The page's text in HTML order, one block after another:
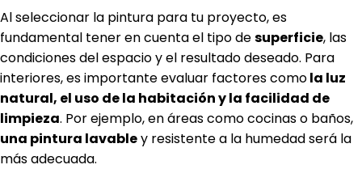
Al seleccionar la pintura para tu proyecto, es
fundamental tener en cuenta el tipo desuperficie, las
condiciones del espacio y el resultado deseado. Para
interiores, es importante evaluar factores comola luz
natural, el uso de la habitación y la facilidad de
limpieza. Por ejemplo, en áreas como cocinas o baños,
una pintura lavabley resistente a la humedad será la
más adecuada.